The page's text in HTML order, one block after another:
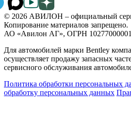
© 2026 АВИЛОН – официальный
Копирование материалов запрещено.
АО «Авилон АГ», ОГРН
Для автомобилей марки Bentley
осуществляет продажу запасных
сервисного обслуживания
Политика обработки персональных
обработку персональных данных